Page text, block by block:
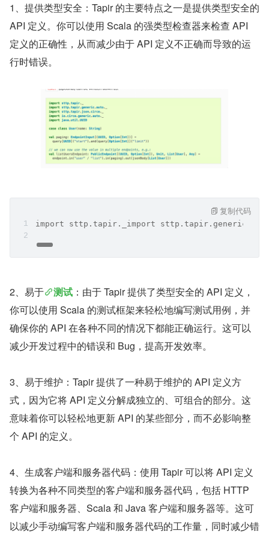
1、提供类型安全：Tapir 的主要特点之一是提供类型安全的
API 定义。你可以使用 Scala 的强类型检查器来检查 API
定义的正确性，从而减少由于 API 定义不正确而导致的运
行时错误。
import sttp.tapir._import
复制代码
2、易于 测试 ：由于 Tapir 提供了类型安全的 API 定义，
你可以使用 Scala 的测试框架来轻松地编写测试用例，并
确保你的 API 在各种不同的情况下都能正确运行。这可以
减少开发过程中的错误和 Bug，提高开发效率。
3、易于维护：Tapir 提供了一种易于维护的 API 定义方
式，因为它将 API 定义分解成独立的、可组合的部分。这
意味着你可以轻松地更新 API 的某些部分，而不必影响整
个 API 的定义。
4、生成客户端和服务器代码：使用 Tapir 可以将 API 定义
转换为各种不同类型的客户端和服务器代码，包括 HTTP
客户端和服务器、Scala 和 Java 客户端和服务器等。这可
以减少手动编写客户端和服务器代码的工作量，同时减少错